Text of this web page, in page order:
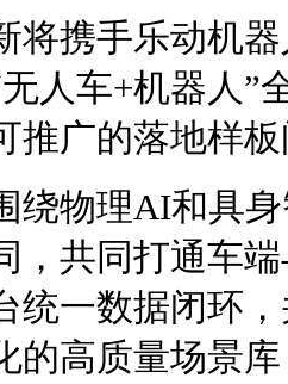
将携手乐动机
人车+机器人”
推广的落地样
绕物理AI和具
，共同打通车
统一数据闭环
的高质量场景